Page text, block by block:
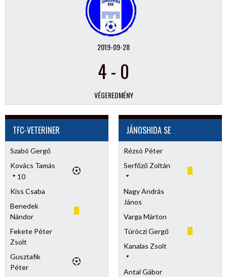
2019-09-28
4- 0
VÉGEREDMÉNY
TFC-VETERINER
Szabó Gergő
Kovács Tamás
10
Kiss Csaba
Benedek
Nándor
Fekete Péter
Zsolt
Gusztafik
Péter
JÁNOSHIDA SE
Rézsó Péter
Serfőző Zoltán
Nagy András
János
Varga Márton
Túróczi Gergő
Kanalas Zsolt
Antal Gábor